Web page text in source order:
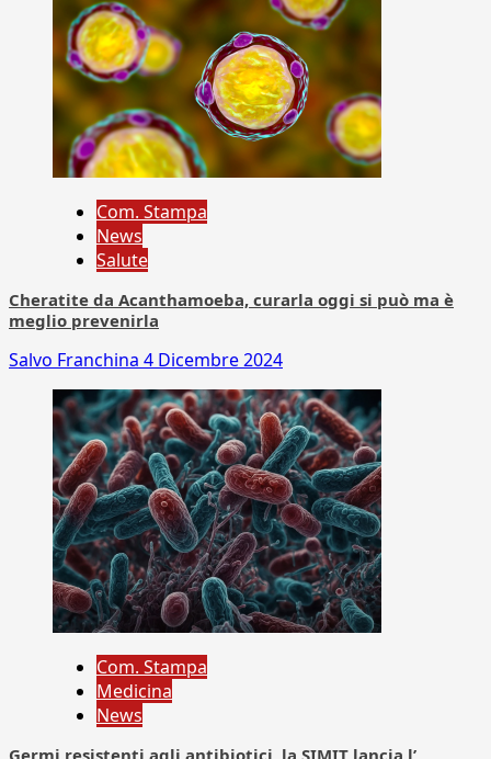
Com. Stampa
News
Salute
Cheratite da Acanthamoeba, curarla oggi si può ma è
meglio prevenirla
Salvo Franchina 4 Dicembre 2024
Com. Stampa
Medicina
News